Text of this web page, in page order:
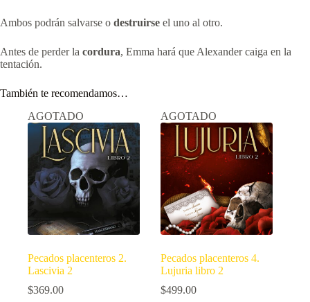
Ambos podrán salvarse o destruirse el uno al otro.
Antes de perder la cordura, Emma hará que Alexander caiga en la
tentación.
También te recomendamos…
AGOTADO
Pecados placenteros 2.
Lascivia 2
$369.00
AGOTADO
Pecados placenteros 4.
Lujuria libro 2
$499.00